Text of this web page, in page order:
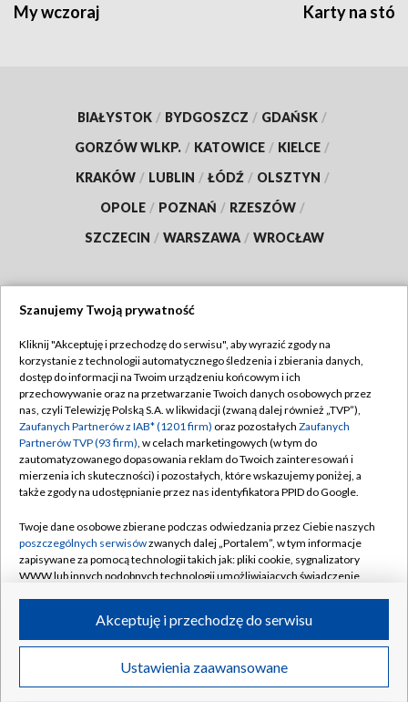
My wczoraj Karty na
BIAŁYSTOK / BYDGOSZCZ / GDAŃSK /
GORZÓW WLKP. / KATOWICE / KIELCE /
KRAKÓW / LUBLIN / ŁÓDŹ / OLSZTYN /
OPOLE / POZNAŃ / RZESZÓW /
SZCZECIN / WARSZAWA / WROCŁAW
TVP
Abonament TVP
Emisja w TVP
Centrum informacji TVP
Naziemna Telewizja Cyfrowa
Rada Programowa
System NOS
Informacje o nadawcy
Program dla prasy
Ogłoszenie przetargowe
Regulamin TVP
Polityka prywatności
Moje zgody
Pomoc
Kontakt
Kanały
©2026 Telewizja Polska S.A. w likwidacji
Szanujemy Twoją prywatność
Kliknij "Akceptuję i przechodzę do serwisu", aby wyrazić zgody na
korzystanie z technologii automatycznego śledzenia i zbierania danych,
dostęp do informacji na Twoim urządzeniu końcowym i ich
przechowywanie oraz na przetwarzanie Twoich danych osobowych przez
nas, czyli Telewizję Polską S.A. w likwidacji (zwaną dalej również „TVP”),
Zaufanych Partnerów z IAB* (1201 firm) oraz pozostałych Zaufanych
Partnerów TVP (93 firm), w celach marketingowych (w tym do
zautomatyzowanego dopasowania reklam do Twoich zainteresowań i
mierzenia ich skuteczności) i pozostałych, które wskazujemy poniżej, a
także zgody na udostępnianie przez nas identyfikatora PPID do Google.
Twoje dane osobowe zbierane podczas odwiedzania przez Ciebie naszych
poszczególnych serwisówzwanych dalej „Portalem”, w tym informacje
zapisywane za pomocą technologii takich jak: pliki cookie, sygnalizatory
WWW lub innych podobnych technologii umożliwiających świadczenie
ruchu w Internecie.
Twoje dane osobowe zbierane podczas odwiedzania przez Ciebie
poszczególnych serwisówna Portalu, takie jak adresy IP, identyfikatory
Ustawienia zaawansowane
Akceptuję i przechodzę do serwisu